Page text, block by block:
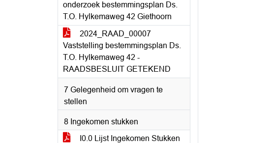
onderzoek bestemmingsplan Ds.
T.O. Hylkemaweg 42 Giethoorn
2024_RAAD_00007
Vaststelling bestemmingsplan Ds.
T.O. Hylkemaweg 42 -
RAADSBESLUIT GETEKEND
7 Gelegenheid om vragen te
stellen
8 Ingekomen stukken
I0.0 Lijst Ingekomen Stukken